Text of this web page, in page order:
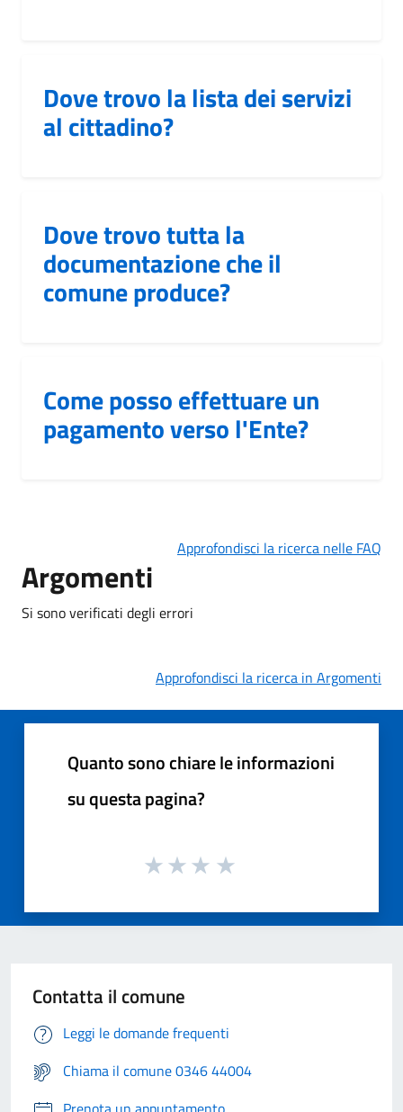
Dove trovo la lista dei servizi
al cittadino?
Dove trovo tutta la
documentazione che il
comune produce?
Come posso effettuare un
pagamento verso l'Ente?
Approfondisci la ricerca nelle FAQ
Argomenti
Si sono verificati degli errori
Approfondisci la ricerca in Argomenti
Quanto sono chiare le informazioni
su questa pagina?
Contatta il comune
Leggi le domande frequenti
Chiama il comune 0346 44004